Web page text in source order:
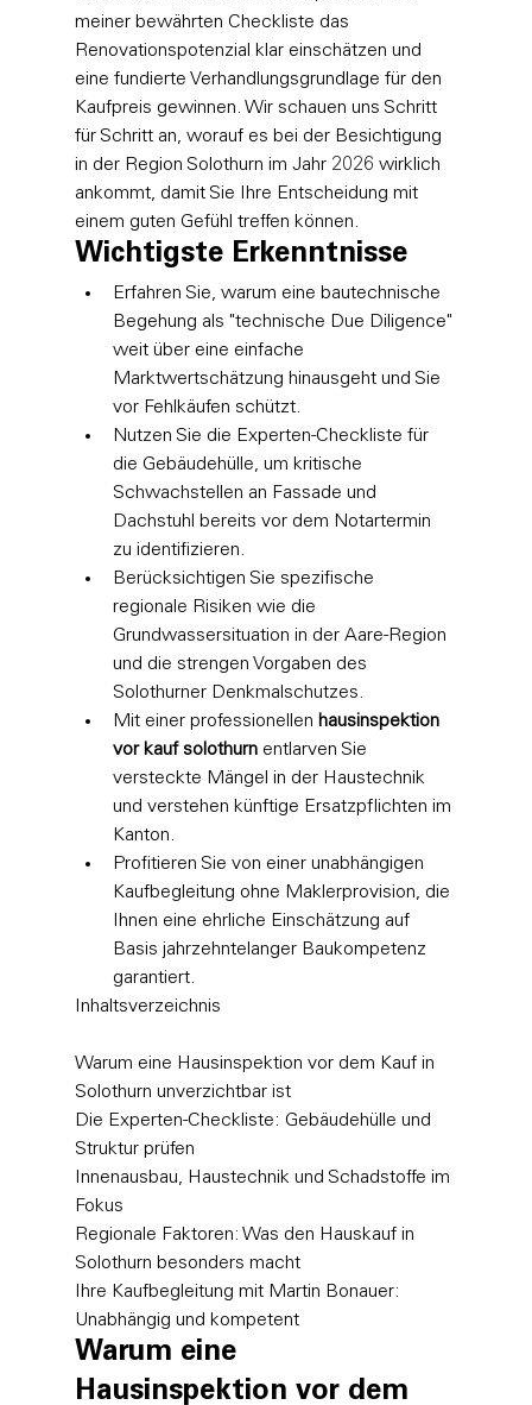
meiner bewährten Checkliste das
Renovationspotenzial klar einschätzen und
eine fundierte Verhandlungsgrundlage für den
Kaufpreis gewinnen. Wir schauen uns Schritt
für Schritt an, worauf es bei der Besichtigung
in der Region Solothurn im Jahr 2026 wirklich
ankommt, damit Sie Ihre Entscheidung mit
einem guten Gefühl treffen können.
Wichtigste Erkenntnisse
Erfahren Sie, warum eine bautechnische
Begehung als "technische Due Diligence"
weit über eine einfache
Marktwertschätzung hinausgeht und Sie
vor Fehlkäufen schützt.
Nutzen Sie die Experten-Checkliste für
die Gebäudehülle, um kritische
Schwachstellen an Fassade und
Dachstuhl bereits vor dem Notartermin
zu identifizieren.
Berücksichtigen Sie spezifische
regionale Risiken wie die
Grundwassersituation in der Aare-Region
und die strengen Vorgaben des
Solothurner Denkmalschutzes.
Mit einer professionellen hausinspektion
vor kauf solothurn entlarven Sie
versteckte Mängel in der Haustechnik
und verstehen künftige Ersatzpflichten im
Kanton.
Profitieren Sie von einer unabhängigen
Kaufbegleitung ohne Maklerprovision, die
Ihnen eine ehrliche Einschätzung auf
Basis jahrzehntelanger Baukompetenz
garantiert.
Inhaltsverzeichnis
Warum eine Hausinspektion vor dem Kauf in
Solothurn unverzichtbar ist
Die Experten-Checkliste: Gebäudehülle und
Struktur prüfen
Innenausbau, Haustechnik und Schadstoffe im
Fokus
Regionale Faktoren: Was den Hauskauf in
Solothurn besonders macht
Ihre Kaufbegleitung mit Martin Bonauer:
Unabhängig und kompetent
Warum eine
Hausinspektion vor dem